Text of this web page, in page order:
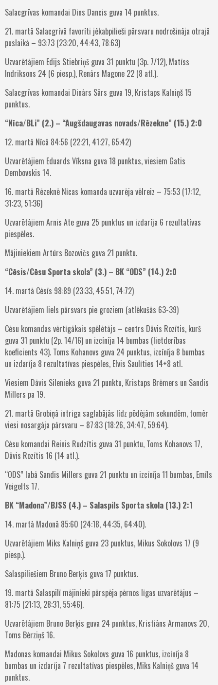
Salacgrīvas komandai Dins Dancis guva 14 punktus.
21. martā Salacgrīvā favorīti jēkabpilieši pārsvaru nodrošināja otrajā
puslaikā – 93:73 (23:20, 44:43, 78:63)
Uzvarētājiem Edijs Stiebriņš guva 31 punktu (3p. 7/12), Matīss
Indriksons 24 (6 piesp.), Renārs Magone 22 (8 atl.).
Salacgrīvas komandai Dinārs Sārs guva 19, Kristaps Kalniņš 15
punktus.
“Nīca/BLi” (2.) – “Augšdaugavas novads/Rēzekne” (15.) 2:0
12. martā Nīcā 84:56 (22:21, 41:27, 65:42)
Uzvarētājiem Eduards Vīksna guva 18 punktus, viesiem Gatis
Dembovskis 14.
16. martā Rēzeknē Nīcas komanda uzvarēja vēlreiz – 75:53 (17:12,
31:23, 51:36)
Uzvarētājiem Arnis Ate guva 25 punktus un izdarīja 6 rezultatīvas
piespēles.
Mājiniekiem Artūrs Bozovičs guva 21 punktu.
“Cēsis/Cēsu Sporta skola” (3.) – BK “ODS” (14.) 2:0
14. martā Cēsīs 98:89 (23:33, 45:51, 74:72)
Uzvarētājiem liels pārsvars pie groziem (atlēkušās 63-39)
Cēsu komandas vērtīgākais spēlētājs – centrs Dāvis Rozītis, kurš
guva 31 punktu (2p. 14/16) un izcīnīja 14 bumbas (lietderības
koeficients 43). Toms Kohanovs guva 24 punktus, izcīnīja 8 bumbas
un izdarīja 8 rezultatīvas piespēles, Elvis Saulīties 14+8 atl.
Viesiem Dāvis Silenieks guva 21 punktu, Kristaps Brēmers un Sandis
Millers pa 19.
21. martā Grobiņā intriga saglabājās līdz pēdējām sekundēm, tomēr
viesi nosargāja pārsvaru – 87:83 (18:26, 34:47, 59:64).
Cēsu komandai Reinis Rudzītis guva 31 punktu, Toms Kohanovs 17,
Dāvis Rozītis 16 (14 atl.).
“ODS” labā Sandis Millers guva 21 punktu un izcīnīja 11 bumbas, Emīls
Veigelts 17.
BK “Madona”/BJSS (4.) – Salaspils Sporta skola (13.) 2:1
14. martā Madonā 85:60 (24:18, 44:35, 64:40).
Uzvarētājiem Miks Kalniņš guva 23 punktus, Mikus Sokolovs 17 (9
piesp.).
Salaspiliešiem Bruno Berķis guva 17 punktus.
19. martā Salaspilī mājinieki pārspēja pērnos līgas uzvarētājus –
81:75 (21:13, 28:31, 55:46).
Uzvarētājiem Bruno Berķis guva 24 punktus, Kristiāns Armanovs 20,
Toms Bērziņš 16.
Madonas komandai Mikus Sokolovs guva 16 punktus, izcīnīja 8
bumbas un izdarīja 7 rezultatīvas piespēles, Miks Kalniņš guva 14
punktus.